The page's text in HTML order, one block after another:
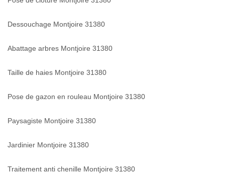
Dessouchage Montjoire 31380
Abattage arbres Montjoire 31380
Taille de haies Montjoire 31380
Pose de gazon en rouleau Montjoire 31380
Paysagiste Montjoire 31380
Jardinier Montjoire 31380
Traitement anti chenille Montjoire 31380